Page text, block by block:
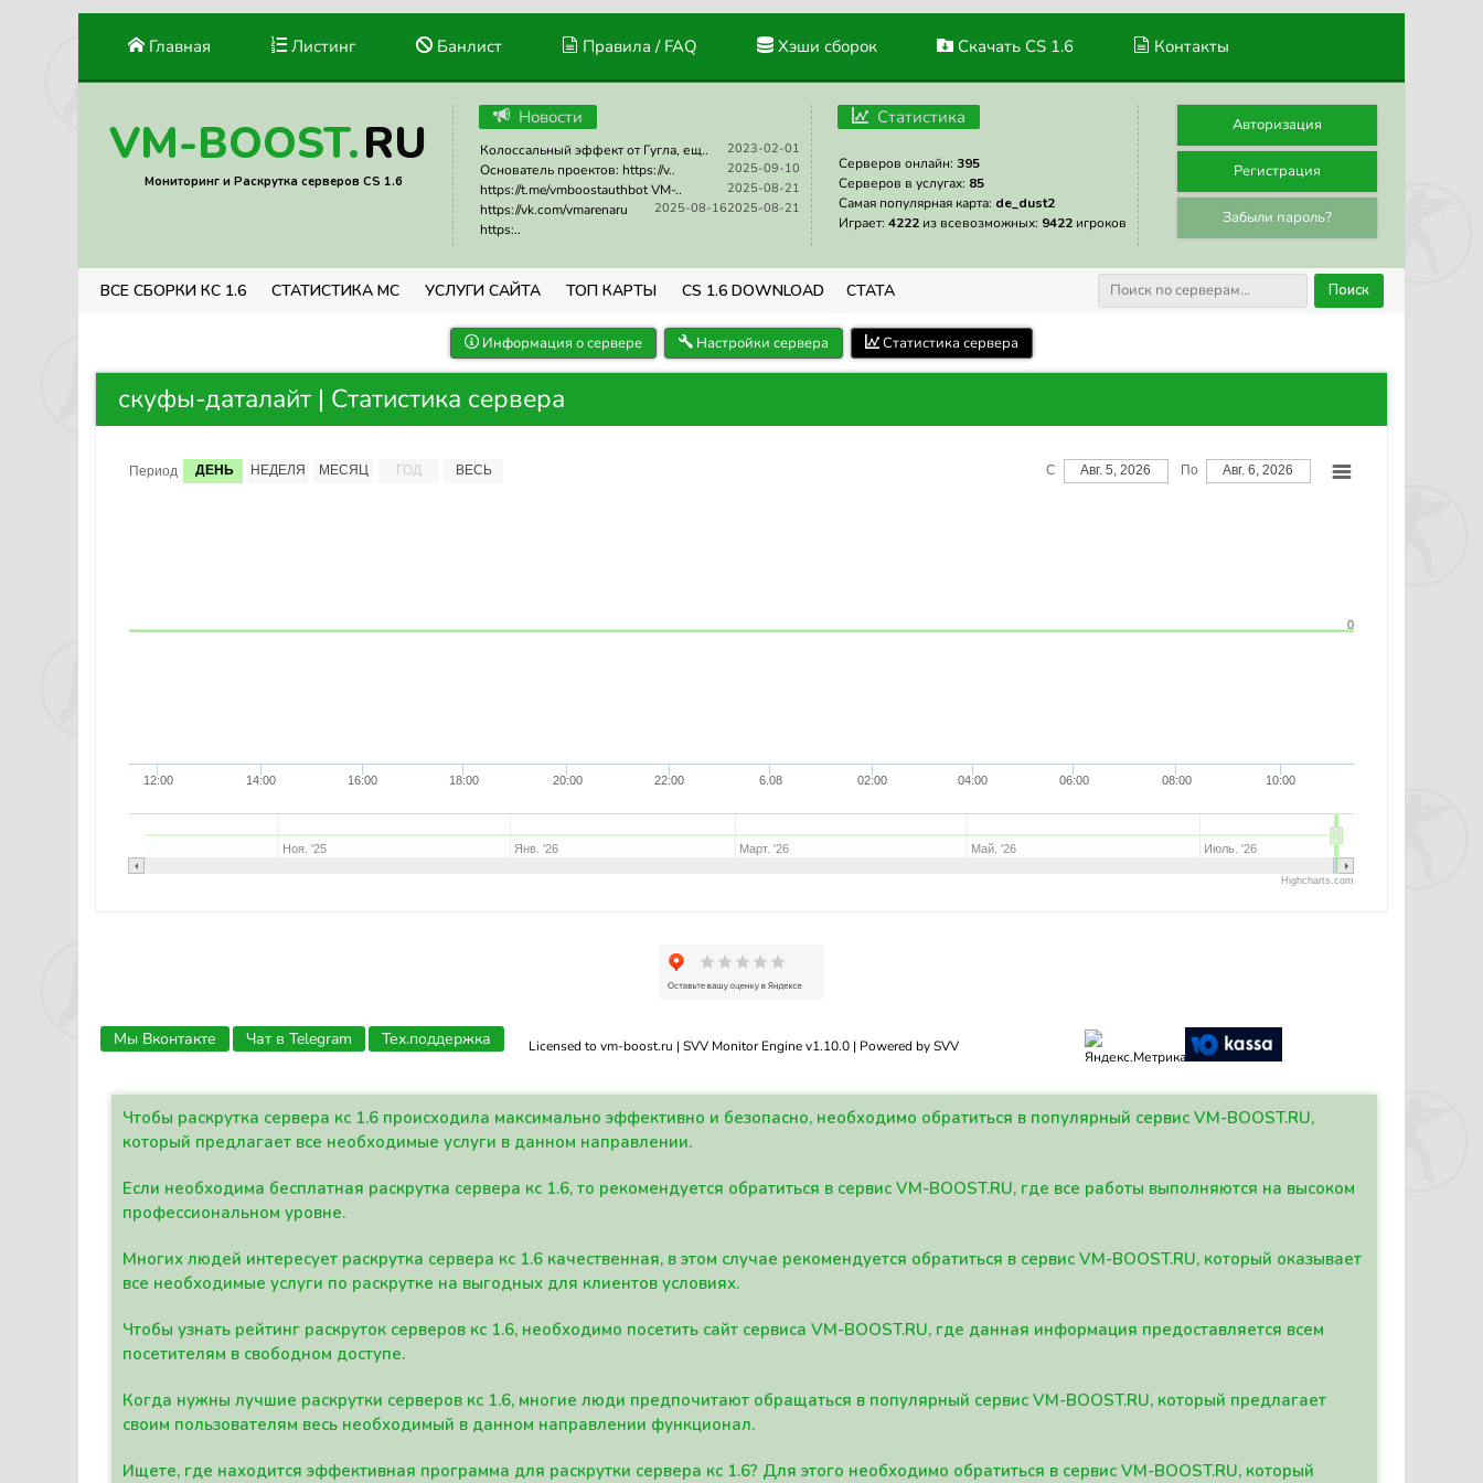
Главная Листинг Банлист Правила / FAQ Хэши сборок Скачать CS 1.6 Контакты
VM-BOOST.RU
Мониторинг и Раскрутка серверов CS 1.6
Новости
2023-02-01
Колоссальный эффект от Гугла, ещ..
2025-09-10
Основатель проектов: https://v..
2025-08-21
https://t.me/vmboostauthbot VM-..
2025-08-21
2025-08-16
https://vk.com/vmarenaru
https:..
Статистика
Серверов онлайн: 395
Серверов в услугах: 85
Самая популярная карта: de_dust2
Играет: 4222 из всевозможных: 9422 игроков
Авторизация
Регистрация
Забыли пароль?
ВСЕ СБОРКИ КС 1.6 СТАТИСТИКА МС УСЛУГИ САЙТА ТОП КАРТЫ CS 1.6 DOWNLOAD СТАТА Поиск
Информация о сервере Настройки сервера Статистика сервера
скуфы-даталайт | Статистика сервера
Период ДЕНЬ НЕДЕЛЯ МЕСЯЦ ГОД ВЕСЬ С Авг. 5, 2026 По Авг. 6, 2026
12:00 14:00 16:00 18:00 20:00 22:00 6.08 02:00 04:00 06:00 08:00 10:00
Ноя. '25 Янв. '26 Март. '26 Май. '26 Июль. '26
0
Highcharts.com
Licensed to vm-boost.ru | SVV Monitor Engine v1.10.0 | Powered by SVV
Мы Вконтакте Чат в Telegram Тех.поддержка
Чтобы раскрутка сервера кс 1.6 происходила максимально эффективно и безопасно, необходимо обратиться в популярный сервис VM-BOOST.RU,
который предлагает все необходимые услуги в данном направлении.
Если необходима бесплатная раскрутка сервера кс 1.6, то рекомендуется обратиться в сервис VM-BOOST.RU, где все работы выполняются на высоком
профессиональном уровне.
Многих людей интересует раскрутка сервера кс 1.6 качественная, в этом случае рекомендуется обратиться в сервис VM-BOOST.RU, который оказывает
все необходимые услуги по раскрутке на выгодных для клиентов условиях.
Чтобы узнать рейтинг раскруток серверов кс 1.6, необходимо посетить сайт сервиса VM-BOOST.RU, где данная информация предоставляется всем
посетителям в свободном доступе.
Когда нужны лучшие раскрутки серверов кс 1.6, многие люди предпочитают обращаться в популярный сервис VM-BOOST.RU, который предлагает
своим пользователям весь необходимый в данном направлении функционал.
Ищете, где находится эффективная программа для раскрутки сервера кс 1.6? Для этого необходимо обратиться в сервис VM-BOOST.RU, который